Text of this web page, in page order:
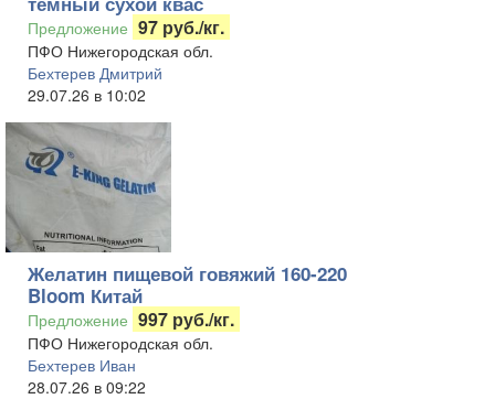
Предложение 97 руб./кг.
ПФО Нижегородская обл.
Бехтерев Дмитрий
29.07.26 в 10:02
Желатин пищевой говяжий 160-220
Bloom Китай
Предложение 997 руб./кг.
ПФО Нижегородская обл.
Бехтерев Иван
28.07.26 в 09:22